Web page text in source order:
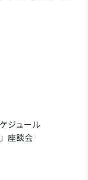
ジュール
座談会